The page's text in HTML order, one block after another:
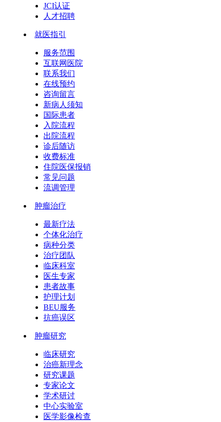
JCI认证
人才招聘
就医指引
服务范围
互联网医院
联系我们
在线预约
咨询留言
新病人须知
国际患者
入院流程
出院流程
诊后随访
收费标准
住院医保报销
常见问题
流调管理
肿瘤治疗
最新疗法
个体化治疗
病种分类
治疗团队
临床科室
医生专家
患者故事
护理计划
BEU服务
抗癌误区
肿瘤研究
临床研究
治癌新理念
研究课题
专家论文
学术研讨
中心实验室
医学影像检查